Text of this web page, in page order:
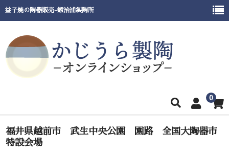
益子焼の陶器販売-鍛治浦製陶所
0
ホーム
福井県越前市 武生中央公園 園路 全国大陶器市
特設会場